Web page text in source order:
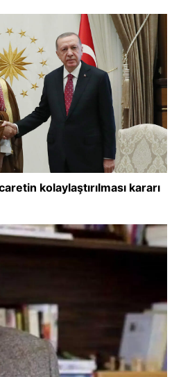
kolaylaştırılması kararı